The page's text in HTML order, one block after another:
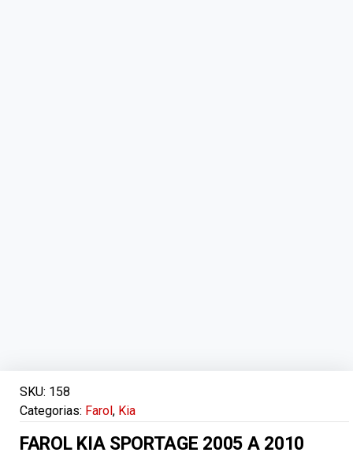
SKU: 158
Categorias: Farol, Kia
FAROL KIA SPORTAGE 2005 A 2010